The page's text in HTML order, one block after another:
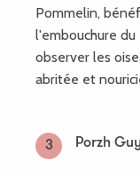
Pommelin,
l'embouchure du
observer les
abritée et
3 Porzh